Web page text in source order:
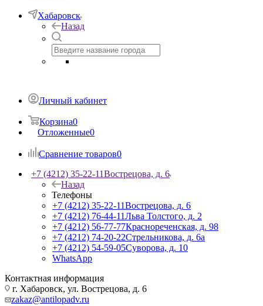
Хабаровск
Назад
Личный кабинет
Корзина0
Отложенные0
Сравнение товаров0
+7 (4212) 35-22-11Вострецова, д. 6
Назад
Телефоны
+7 (4212) 35-22-11Вострецова, д. 6
+7 (4212) 76-44-11Льва Толстого, д. 2
+7 (4212) 56-77-77Краснореченская, д. 98
+7 (4212) 74-20-22Стрельникова, д. 6а
+7 (4212) 54-59-05Суворова, д. 10
WhatsApp
Контактная информация
г. Хабаровск, ул. Вострецова, д. 6
zakaz@antilopadv.ru